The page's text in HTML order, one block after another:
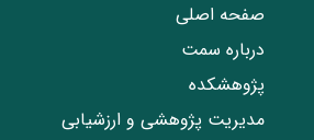
صفحه اصلی
درباره سمت
پژوهشکده
مدیریت پژوهشی و ارزشیابی